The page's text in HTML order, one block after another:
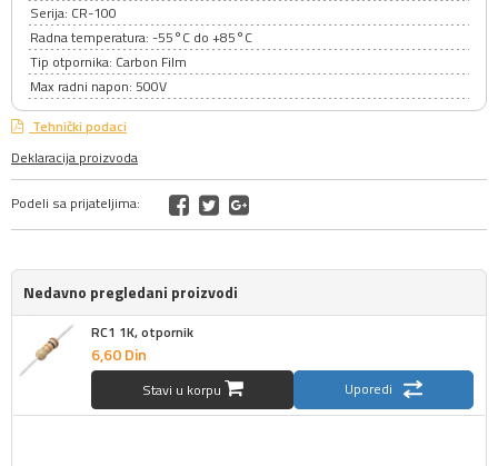
Serija: CR-100
Radna temperatura: -55°C do +85°C
Tip otpornika: Carbon Film
Max radni napon: 500V
Tehnički podaci
Deklaracija proizvoda
Podeli sa prijateljima:
Nedavno pregledani proizvodi
RC1 1K, otpornik
6,60Din
Stavi u korpu Uporedi